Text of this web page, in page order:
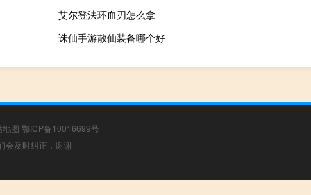
艾尔登法环血刃怎么拿
诛仙手游散仙装备哪个好
地图 鄂ICP备10016699号
会及时纠正，谢谢